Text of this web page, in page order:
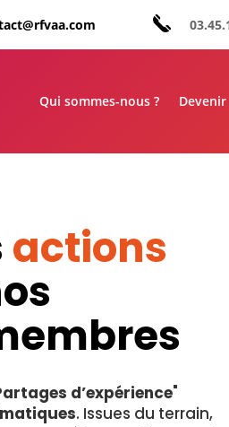
Qui sommes-nous ?
actions
d’expérience"
. Issues du terrain,